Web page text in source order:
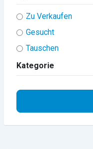
Zu Verkaufen
Gesucht
Tauschen
Kategorie